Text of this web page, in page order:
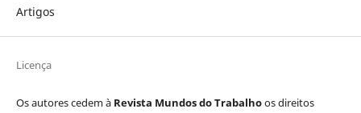
Artigos
Licença
Os autores cedem à Revista Mundos do Trabalhoos direitos